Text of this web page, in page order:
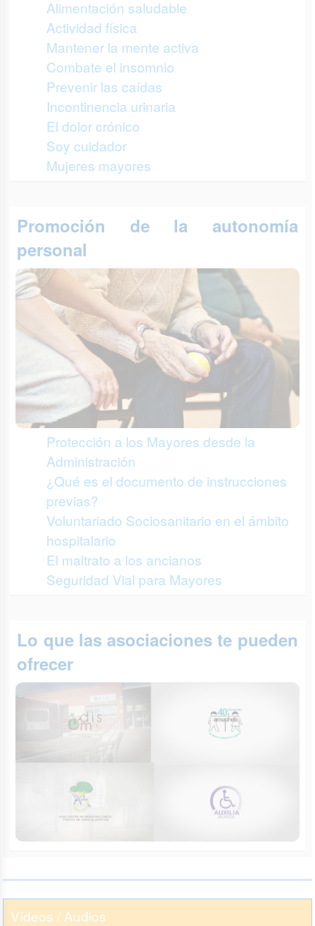
Alimentación saludable
Actividad física
Mantener la mente activa
Combate el insomnio
Prevenir las caídas
Incontinencia urinaria
El dolor crónico
Soy cuidador
Mujeres mayores
Promoción de la autonomía
personal
Protección a los Mayores desde la
Administración
¿Qué es el documento de instrucciones
previas?
Voluntariado Sociosanitario en el ámbito
hospitalario
El maltrato a los ancianos
Seguridad Vial para Mayores
Lo que las asociaciones te pueden
ofrecer
Vídeos / Audios